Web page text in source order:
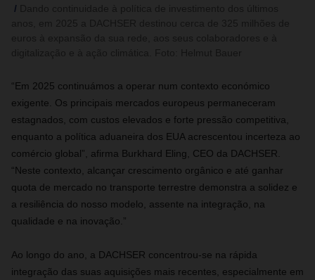
“Em 2025 continuámos a operar num contexto económico
exigente. Os principais mercados europeus permaneceram
estagnados, com custos elevados e forte pressão competitiva,
enquanto a política aduaneira dos EUA acrescentou incerteza ao
comércio global”, afirma Burkhard Eling, CEO da DACHSER.
“Neste contexto, alcançar crescimento orgânico e até ganhar
quota de mercado no transporte terrestre demonstra a solidez e
a resiliência do nosso modelo, assente na integração, na
qualidade e na inovação.”
Ao longo do ano, a DACHSER concentrou‑se na rápida
integração das suas aquisições mais recentes, especialmente em